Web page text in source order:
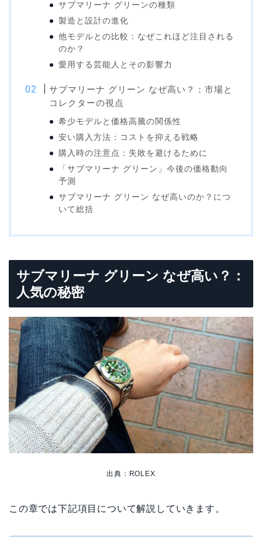
サブマリーナ グリーンの種類
製造と設計の進化
他モデルとの比較：なぜこれほど注目される
のか？
愛用する芸能人とその影響力
サブマリーナ グリーン なぜ高い？：市場と
コレクターの視点
希少モデルと価格高騰の関係性
安い購入方法：コストを抑える戦略
購入時の注意点：失敗を避けるために
「サブマリーナ グリーン」今後の価格動向
予測
サブマリーナ グリーン なぜ高いのか？につ
いて総括
サブマリーナ グリーン なぜ高い？：
人気の秘密
出典：ROLEX
この章では下記項目について解説していきます。